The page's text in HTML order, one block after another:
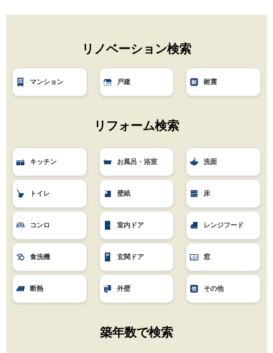
リノベーション検索
マンション 戸建 耐震
リフォーム検索
キッチン お風呂・浴室 洗面
トイレ 壁紙 床
コンロ 室内ドア レンジフード
食洗機 玄関ドア 窓
断熱 外壁 その他
築年数で検索